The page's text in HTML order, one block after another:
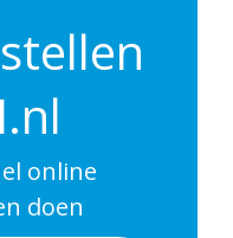
online
doen